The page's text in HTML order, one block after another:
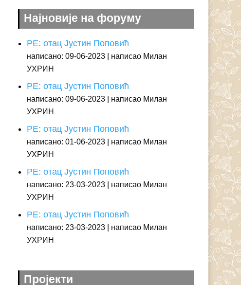
Најновије на форуму
РЕ: отац Јустин Поповић
написано: 09-06-2023
написао Милан
УХРИН
РЕ: отац Јустин Поповић
написано: 09-06-2023
написао Милан
УХРИН
РЕ: отац Јустин Поповић
написано: 01-06-2023
написао Милан
УХРИН
РЕ: отац Јустин Поповић
написано: 23-03-2023
написао Милан
УХРИН
РЕ: отац Јустин Поповић
написано: 23-03-2023
написао Милан
УХРИН
Пројекти